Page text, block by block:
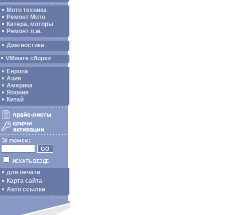
Мото техника
Ремонт Мото
Катера, моторы
Ремонт л.м.
Диагностика
VMware сборки
Европа
Азия
Америка
Япония
Китай
ИСКАТЬ ВЕЗДЕ
для печати
Карта сайта
Авто ссылки